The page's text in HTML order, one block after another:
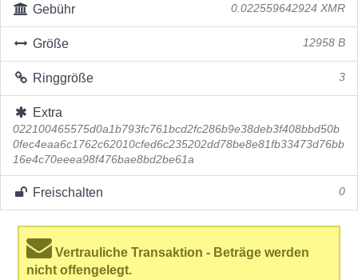
Gebühr 0.022559642924 XMR
Größe 12958 B
Ringgröße 3
Extra
022100465575d0a1b793fc761bcd2fc286b9e38deb3f408bbd50b
0fec4eaa6c1762c62010cfed6c235202dd78be8e81fb33473d76bb
16e4c70eeea98f476bae8bd2be61a
Freischalten 0
Vertrauliche Transaktion - Beträge werden
nicht offengelegt.